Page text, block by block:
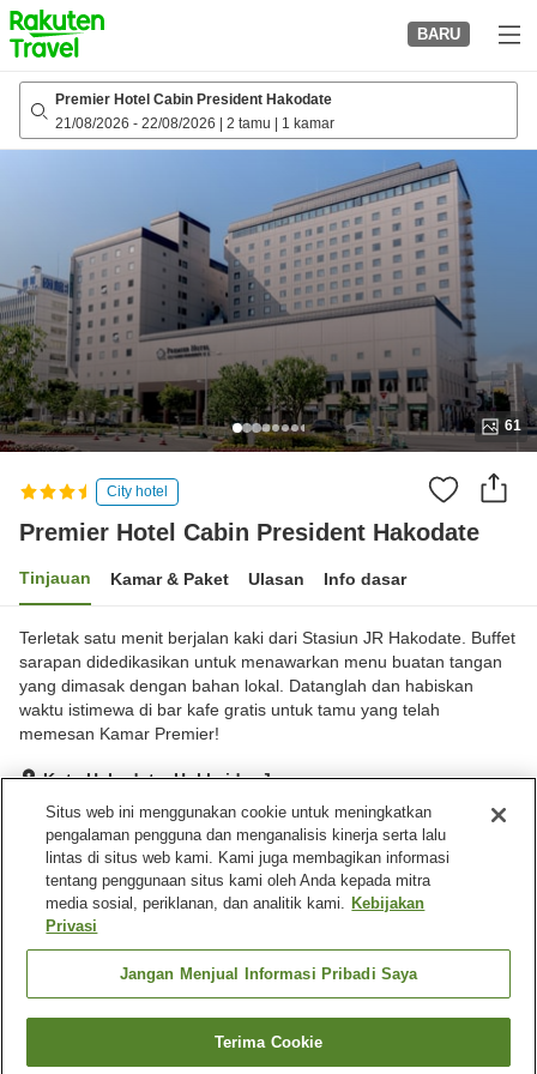
to
top
page
BARU
Premier Hotel Cabin President Hakodate
21/08/2026 - 22/08/2026 2 tamu 1 kamar
61
City hotel
Premier Hotel Cabin President Hakodate
Tinjauan Kamar & Paket Ulasan Info dasar
Terletak satu menit berjalan kaki dari Stasiun JR Hakodate. Buffet
sarapan didedikasikan untuk menawarkan menu buatan tangan
yang dimasak dengan bahan lokal. Datanglah dan habiskan
waktu istimewa di bar kafe gratis untuk tamu yang telah
memesan Kamar Premier!
Kota Hakodate, Hokkaido, Jepang
Lihat di peta
Hebat Ulasan:192
Fasilitas properti
Tempat parkir
Spa / Salon kecantikan
Lounge
Cari kamar
Situs web ini menggunakan cookie untuk meningkatkan
pengalaman pengguna dan menganalisis kinerja serta lalu
lintas di situs web kami. Kami juga membagikan informasi
tentang penggunaan situs kami oleh Anda kepada mitra
media sosial, periklanan, dan analitik kami. Kebijakan
Privasi
Jangan Menjual Informasi Pribadi Saya
Terima Cookie